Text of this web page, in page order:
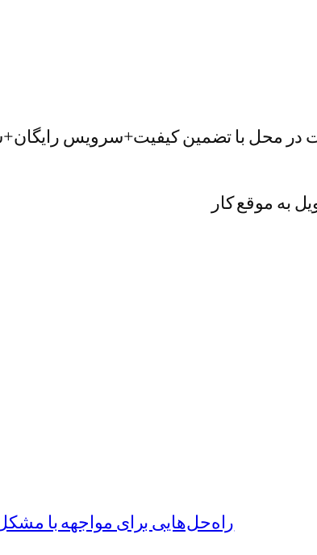
در محل با تضمین کیفیت+سرویس
به موقع کار
راه‌حل‌هایی برای مواجهه با